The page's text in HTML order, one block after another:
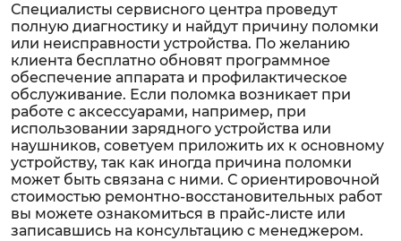
Специалисты сервисного центра проведут
полную диагностику и найдут причину поломки
или неисправности устройства. По желанию
клиента бесплатно обновят программное
обеспечение аппарата и профилактическое
обслуживание. Если поломка возникает при
работе с аксессуарами, например, при
использовании зарядного устройства или
наушников, советуем приложить их к основному
устройству, так как иногда причина поломки
может быть связана с ними. С ориентировочной
стоимостью ремонтно-восстановительных работ
вы можете ознакомиться в прайс-листе или
записавшись на консультацию с менеджером.